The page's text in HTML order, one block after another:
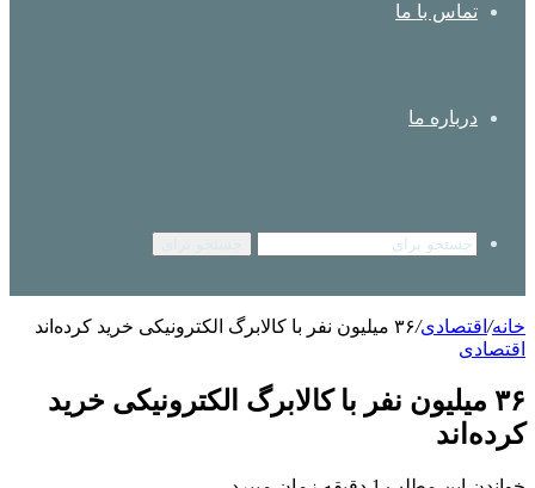
تماس با ما
درباره ما
خانه/ اقتصادی/۳۶ میلیون‌ نفر با کالابرگ الکترونیکی خرید کرده‌اند
اقتصادی
۳۶ میلیون‌ نفر با کالابرگ الکترونیکی خرید
کرده‌اند